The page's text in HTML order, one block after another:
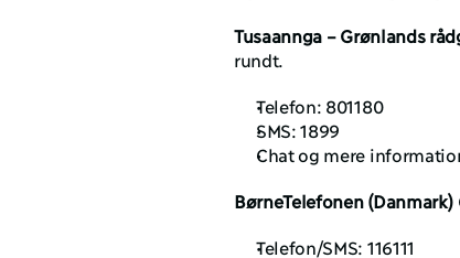
Tusaannga – Grønlands
rundt.
Telefon: 801180
SMS: 1899
Chat og mere
BørneTelefonen (Danmark)
Telefon/SMS: 116111